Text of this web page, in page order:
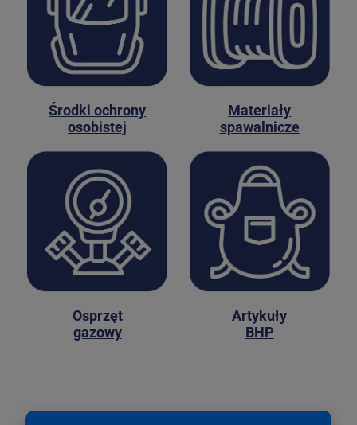
Środki ochrony
osobistej
Materiały
spawalnicze
Osprzęt
gazowy
Artykuły
BHP